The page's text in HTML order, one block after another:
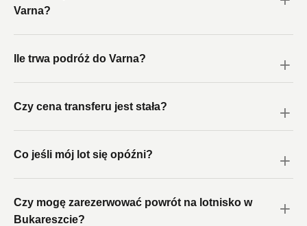
Varna?
Ile trwa podróż do Varna?
Czy cena transferu jest stała?
Co jeśli mój lot się opóźni?
Czy mogę zarezerwować powrót na lotnisko w
Bukareszcie?